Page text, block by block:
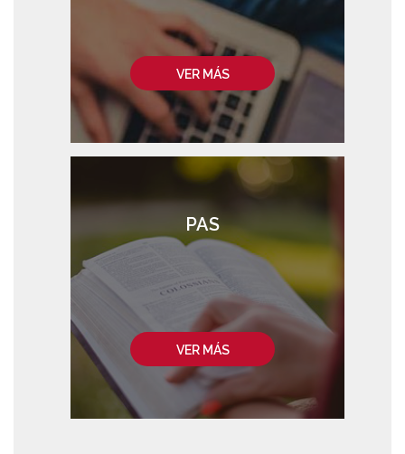
VER MÁS
VER MÁS
PAS